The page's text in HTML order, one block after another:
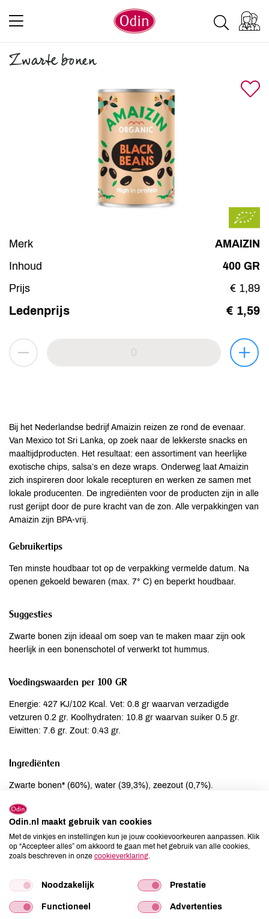
Zwarte bonen
Merk
AMAIZIN
Inhoud
400 GR
Prijs
€ 1,89
Ledenprijs € 1,59
Bij het Nederlandse bedrijf Amaizin reizen ze rond de evenaar.
Van Mexico tot Sri Lanka, op zoek naar de lekkerste snacks en
maaltijdproducten. Het resultaat: een assortiment van heerlijke
exotische chips, salsa’s en deze wraps. Onderweg laat Amaizin
zich inspireren door lokale recepturen en werken ze samen met
lokale producenten. De ingrediënten voor de producten zijn in alle
rust gerijpt door de pure kracht van de zon. Alle verpakkingen van
Amaizin zijn BPA-vrij.
Gebruikertips
Ten minste houdbaar tot op de verpakking vermelde datum. Na
openen gekoeld bewaren (max. 7° C) en beperkt houdbaar.
Suggesties
Zwarte bonen zijn ideaal om soep van te maken maar zijn ook
heerlijk in een bonenschotel of verwerkt tot hummus.
Voedingswaarden per 100 GR
Energie: 427 KJ/102 Kcal. Vet: 0.8 gr waarvan verzadigde
vetzuren 0.2 gr. Koolhydraten: 10.8 gr waarvan suiker 0.5 gr.
Eiwitten: 7.6 gr. Zout: 0.43 gr.
Ingrediënten
Zwarte bonen* (60%), water (39,3%), zeezout (0,7%).
Allergenen
Aardnoten
niet aanwezig
Ei
niet aanwezig
Lactose
niet aanwezig
Lupine
niet aanwezig
Odin.nl maakt gebruik van cookies
Met de vinkjes en instellingen kun je jouw cookievoorkeuren aanpassen. Klik
op “Accepteer alles” om akkoord te gaan met het gebruik van alle cookies,
zoals beschreven in onze cookieverklaring
Noodzakelijk Prestatie
Functioneel Advertenties